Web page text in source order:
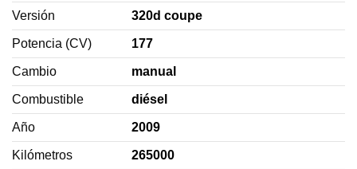
Versión 320d coupe
Potencia (CV) 177
Cambio manual
Combustible diésel
Año 2009
Kilómetros 265000